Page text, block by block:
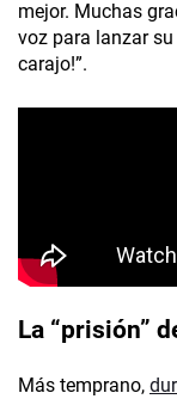
mejor. Muchas
voz para lanzar su
carajo!”.
La “prisión”
Más temprano,